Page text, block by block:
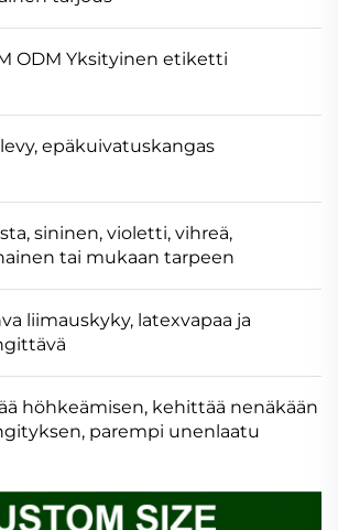
ODM Yksityinen etiketti
epäkuivatuskangas
sininen, violetti, vihreä,
tai mukaan tarpeen
liimauskyky, latexvapaa ja
höhkeämisen, kehittää nenäkään
parempi unenlaatu